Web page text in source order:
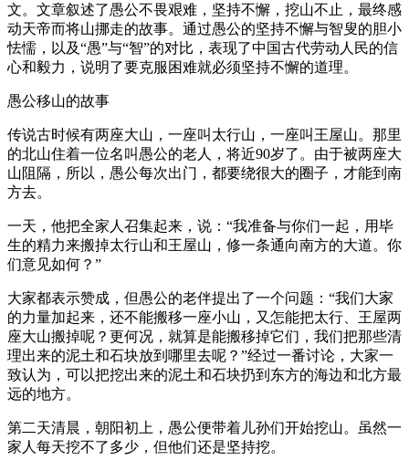
文。文章叙述了愚公不畏艰难，坚持不懈，挖山不止，最终感
动天帝而将山挪走的故事。通过愚公的坚持不懈与智叟的胆小
怯懦，以及“愚”与“智”的对比，表现了中国古代劳动人民的信
心和毅力，说明了要克服困难就必须坚持不懈的道理。
愚公移山的故事
传说古时候有两座大山，一座叫太行山，一座叫王屋山。那里
的北山住着一位名叫愚公的老人，将近90岁了。由于被两座大
山阻隔，所以，愚公每次出门，都要绕很大的圈子，才能到南
方去。
一天，他把全家人召集起来，说：“我准备与你们一起，用毕
生的精力来搬掉太行山和王屋山，修一条通向南方的大道。你
们意见如何？”
大家都表示赞成，但愚公的老伴提出了一个问题：“我们大家
的力量加起来，还不能搬移一座小山，又怎能把太行、王屋两
座大山搬掉呢？更何况，就算是能搬移掉它们，我们把那些清
理出来的泥土和石块放到哪里去呢？”经过一番讨论，大家一
致认为，可以把挖出来的泥土和石块扔到东方的海边和北方最
远的地方。
第二天清晨，朝阳初上，愚公便带着儿孙们开始挖山。虽然一
家人每天挖不了多少，但他们还是坚持挖。